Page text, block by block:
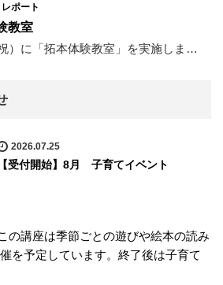
ポート
教室
）に「拓本体験教室」を実施しま…
2026.07.25
【受付開始】8月 子育てイベント
の講座は季節ごとの遊びや絵本の読み
を予定しています。終了後は子育て